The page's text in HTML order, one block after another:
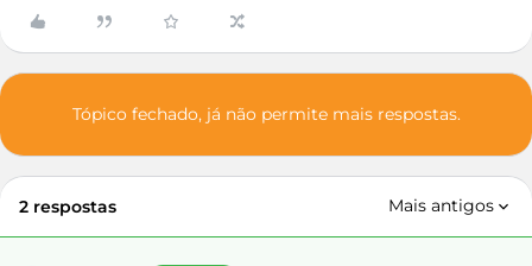
Tópico fechado, já não permite mais respostas.
2 respostas Mais antigos